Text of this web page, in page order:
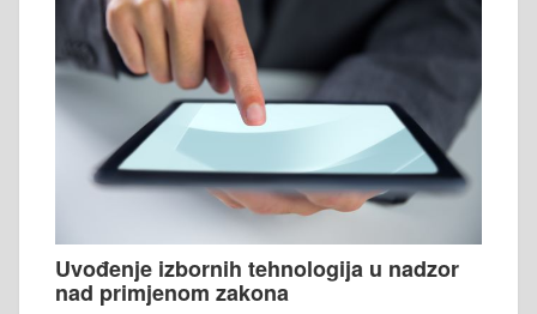
Uvođenje izbornih tehnologija u nadzor
nad primjenom zakona